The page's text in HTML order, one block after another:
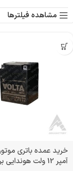
مشاهده فیلترها
آمپر 12 ولت هوندایی برند ولتا